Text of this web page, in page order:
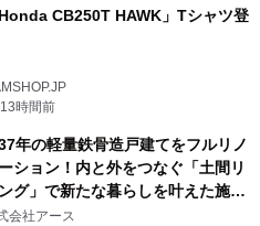
Honda CB250T HAWK」Tシャツ登
13時間前
年の軽量鉄骨造戸建てをフルリノ
ション！内と外をつなぐ「土間リ
グ」で新たな暮らしを叶えた施工
を株式会社アースが公開
会社アース